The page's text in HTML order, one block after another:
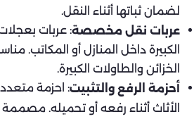
لضمان ثباتها أثناء النقل.
عربات نقل مخصصة: عربات
الكبيرة داخل المنازل أو المكاتب.
الخزائن والطاولات الكبيرة.
أحزمة الرفع والتثبيت: احزمة
الأثاث أثناء رفعه أو تحميله. مصممة